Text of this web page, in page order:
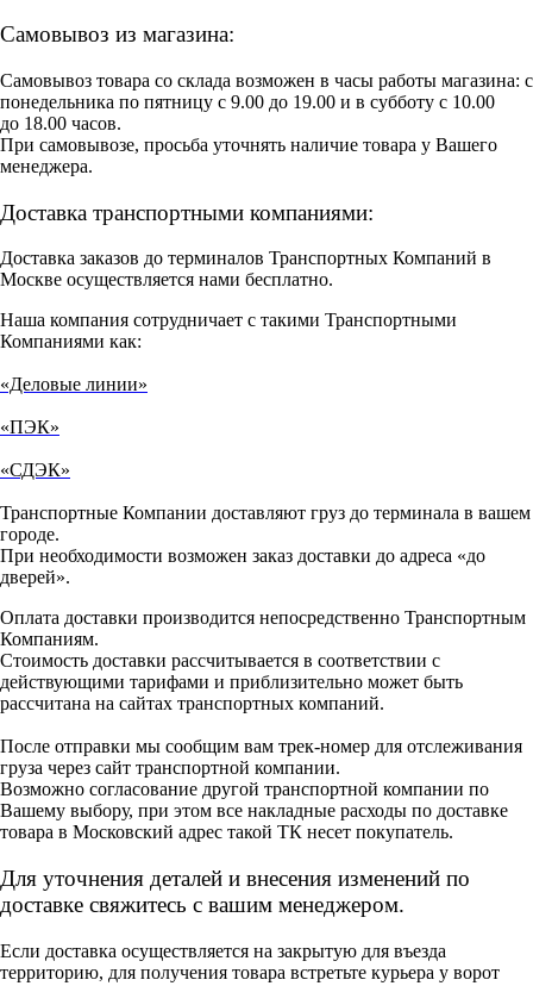
Самовывоз из магазина:
Самовывоз товара со склада возможен в часы работы магазина: с
понедельника по пятницу с 9.00 до 19.00 и в субботу с 10.00
до 18.00 часов.
При самовывозе, просьба уточнять наличие товара у Вашего
менеджера.
Доставка транспортными компаниями:
Доставка заказов до терминалов Транспортных Компаний в
Москве осуществляется нами бесплатно.
Наша компания сотрудничает с такими Транспортными
Компаниями как:
«Деловые линии»
«ПЭК»
«СДЭК»
Транспортные Компании доставляют груз до терминала в вашем
городе.
При необходимости возможен заказ доставки до адреса «до
дверей».
Оплата доставки производится непосредственно Транспортным
Компаниям.
Стоимость доставки рассчитывается в соответствии с
действующими тарифами и приблизительно может быть
рассчитана на сайтах транспортных компаний.
После отправки мы сообщим вам трек-номер для отслеживания
груза через сайт транспортной компании.
Возможно согласование другой транспортной компании по
Вашему выбору, при этом все накладные расходы по доставке
товара в Московский адрес такой ТК несет покупатель.
Для уточнения деталей и внесения изменений по
доставке свяжитесь с вашим менеджером.
Если доставка осуществляется на закрытую для въезда
территорию, для получения товара встретьте курьера у ворот